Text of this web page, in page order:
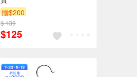
贈$200
$ 139
$125